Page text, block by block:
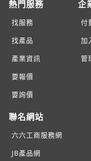
熱門服務
找服務
找產品
產業資訊
要報價
要詢價
企
付
加
管
聯名網站
六六工商服務網
JB產品網